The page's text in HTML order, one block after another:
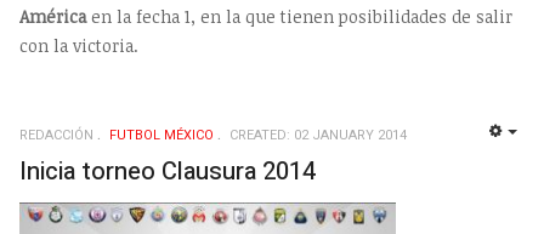
Américaen la fecha 1, en la que tienen posibilidades de salir
con la victoria.
REDACCIÓN FUTBOL MÉXICO CREATED: 02 JANUARY 2014
Inicia torneo Clausura 2014